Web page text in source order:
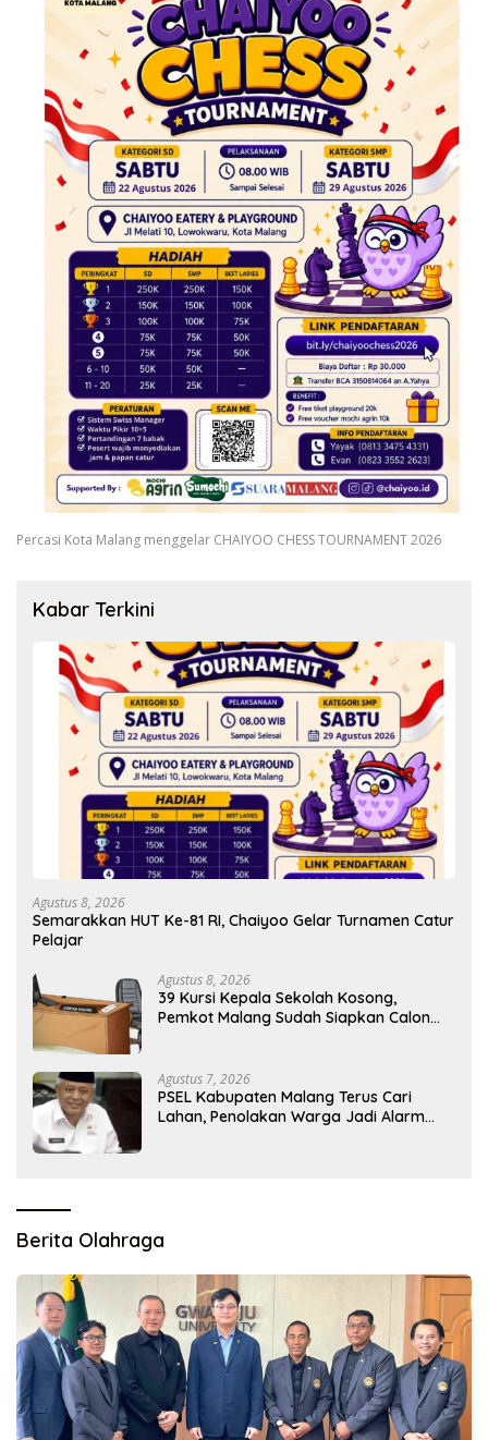
Percasi Kota Malang menggelar CHAIYOO CHESS TOURNAMENT 2026
Kabar Terkini
Agustus 8, 2026
Semarakkan HUT Ke-81 RI, Chaiyoo Gelar Turnamen Catur
Pelajar
Agustus 8, 2026
39 Kursi Kepala Sekolah Kosong,
Pemkot Malang Sudah Siapkan Calon
Agustus 7, 2026
PSEL Kabupaten Malang Terus Cari
Lahan, Penolakan Warga Jadi Alarm
Berita Olahraga